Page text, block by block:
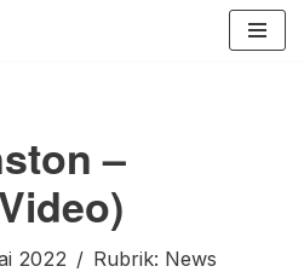
–
2022 Rubrik: News